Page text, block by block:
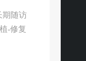
期随访
-修复